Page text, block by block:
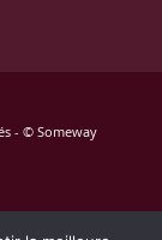
- © Someway